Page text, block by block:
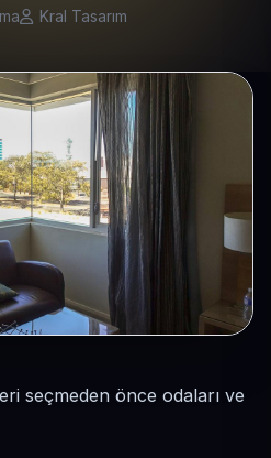
Kral Tasarım
seçmeden önce odaları ve